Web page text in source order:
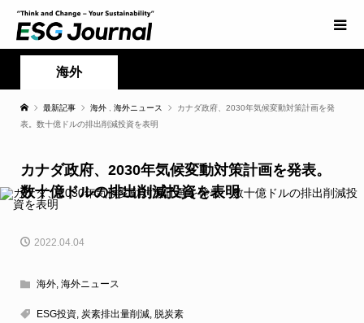
海外
最新記事 海外 海外ニュース
カナダ政府、2030年気候変動対策計画を発
表。数十億ドルの排出削減投資を表明
カナダ政府、2030年気候変動対策計画を発表。
数十億ドルの排出削減投資を表明
2022.04.04
海外, 海外ニュース
ESG投資, 炭素排出量削減, 脱炭素